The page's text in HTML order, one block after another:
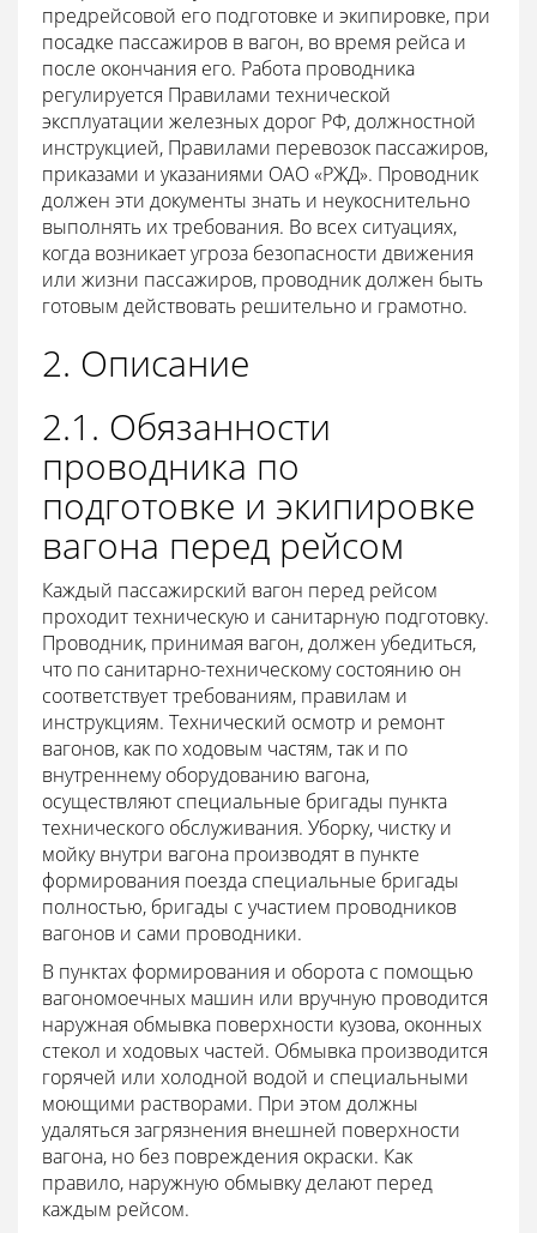
предрейсовой его подготовке и экипировке, при
посадке пассажиров в вагон, во время рейса и
после окончания его. Работа проводника
регулируется Правилами технической
эксплуатации железных дорог РФ, должностной
инструкцией, Правилами перевозок пассажиров,
приказами и указаниями ОАО «РЖД». Проводник
должен эти документы знать и неукоснительно
выполнять их требования. Во всех ситуациях,
когда возникает угроза безопасности движения
или жизни пассажиров, проводник должен быть
готовым действовать решительно и грамотно.
2. Описание
2.1. Обязанности
проводника по
подготовке и экипировке
вагона перед рейсом
Каждый пассажирский вагон перед рейсом
проходит техническую и санитарную подготовку.
Проводник, принимая вагон, должен убедиться,
что по санитарно-техническому состоянию он
соответствует требованиям, правилам и
инструкциям. Технический осмотр и ремонт
вагонов, как по ходовым частям, так и по
внутреннему оборудованию вагона,
осуществляют специальные бригады пункта
технического обслуживания. Уборку, чистку и
мойку внутри вагона производят в пункте
формирования поезда специальные бригады
полностью, бригады с участием проводников
вагонов и сами проводники.
В пунктах формирования и оборота с помощью
вагономоечных машин или вручную проводится
наружная обмывка поверхности кузова, оконных
стекол и ходовых частей. Обмывка производится
горячей или холодной водой и специальными
моющими растворами. При этом должны
удаляться загрязнения внешней поверхности
вагона, но без повреждения окраски. Как
правило, наружную обмывку делают перед
каждым рейсом.